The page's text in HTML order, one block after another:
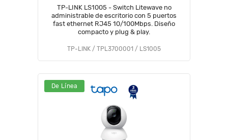
TP-LINK LS1005 - Switch Litewave no
administrable de escritorio con 5 puertos
fast ethernet RJ45 10/100Mbps. Diseño
compacto y plug & play.
TP-LINK / TPL3700001 / LS1005
De Línea